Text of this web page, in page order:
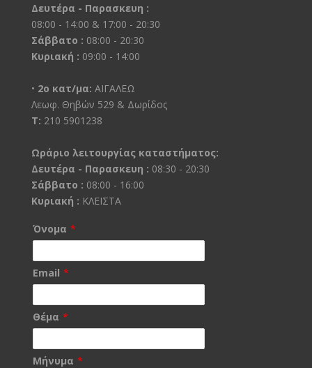
Δευτέρα - Παρασκευη :
08:00 - 14:00 & 17:00 - 20:30
Σάββατο : 08:00 - 20:30
Κυριακή : 09:00 - 14:00
• 2ο κατ/μα: ΑΙΓΑΛΕΩ
Λεωφ. Θηβών 529 & Δωρίδος
Τ: 210 5901238
Ωράριο λειτουργίας καταστήματος:
Δευτέρα - Παρασκευη : 08:30 - 20:30
Σάββατο : 08:00 - 16:00
Κυριακή : ΚΛΕΙΣΤΑ
Όνομα *
Email *
Θέμα *
Μήνυμα *